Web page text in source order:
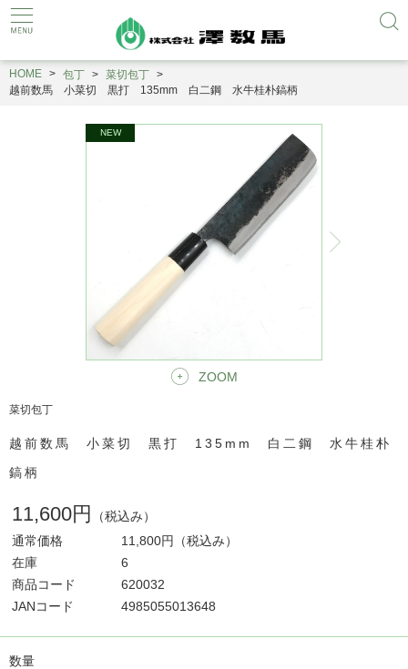
HOME 包丁
菜切包丁
越前数馬 小菜切 黒打 135mm 白二鋼 水牛桂朴鎬柄
ZOOM
菜切包丁
越前数馬 小菜切 黒打 135mm 白二鋼 水牛桂朴
鎬柄
11,600円
（税込み）
通常価格
11,800円
（税込み）
在庫
6
商品コード
620032
JANコード
4985055013648
数量